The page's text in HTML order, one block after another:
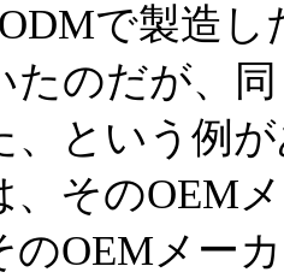
で製造
たのだが、
、という例
、そのOEM
のOEMメー